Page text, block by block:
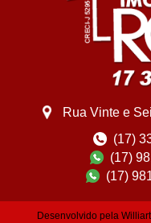
Rua Vinte e
(17)
(17)
(17)
Desenvolvido pela